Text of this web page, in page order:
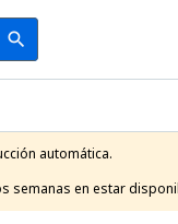
search
automática.
semanas en estar